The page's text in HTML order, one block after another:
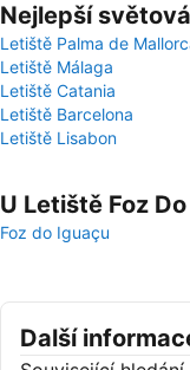
Nejlepší
Letiště Palma de
Letiště Málaga
Letiště Catania
Letiště Barcelona
Letiště Lisabon
U Letiště Foz
Foz do Iguaçu
Další